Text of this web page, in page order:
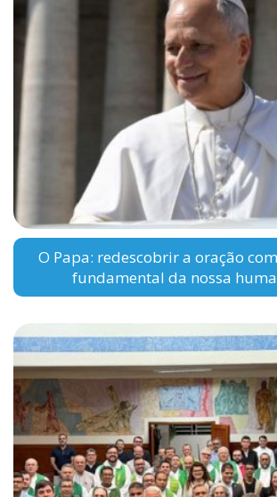
O Papa: redescobrir a oração
fundamental da nossa